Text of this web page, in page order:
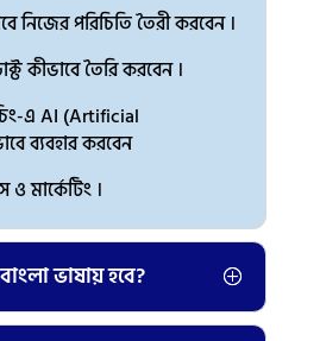
নিজের পরিচিতি তৈরী করবেন ।
কীভাবে তৈরি করবেন ।
এ AI (Artificial
ব্যবহার করবেন
মার্কেটিং ।
ভাষায় হবে?